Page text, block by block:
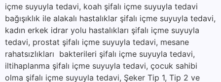
içme suyuyla tedavi, koah şifalı içme suyuyla tedavi
bağışıklık ile alakalı hastalıklar şifalı içme suyuyla tedavi,
kadın erkek idrar yolu hastalıkları şifalı içme suyuyla
tedavi, prostat şifalı içme suyuyla tedavi, mesane
rahatsızlıkları bakterileri şifalı içme suyuyla tedavi,
iltihaplanma şifalı içme suyuyla tedavi, çocuk sahibi
olma şifalı içme suyuyla tedavi, Şeker Tip 1, Tip 2 ve